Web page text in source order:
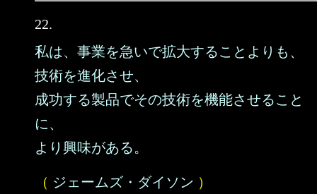
22.
私は、事業を急いで拡大することよりも、
技術を進化させ、
成功する製品でその技術を機能させること
に、
より興味がある。
（ ジェームズ・ダイソン ）